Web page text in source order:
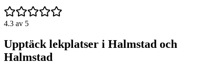
4.3 av 5
Upptäck lekplatser i Halmstad och
Halmstad